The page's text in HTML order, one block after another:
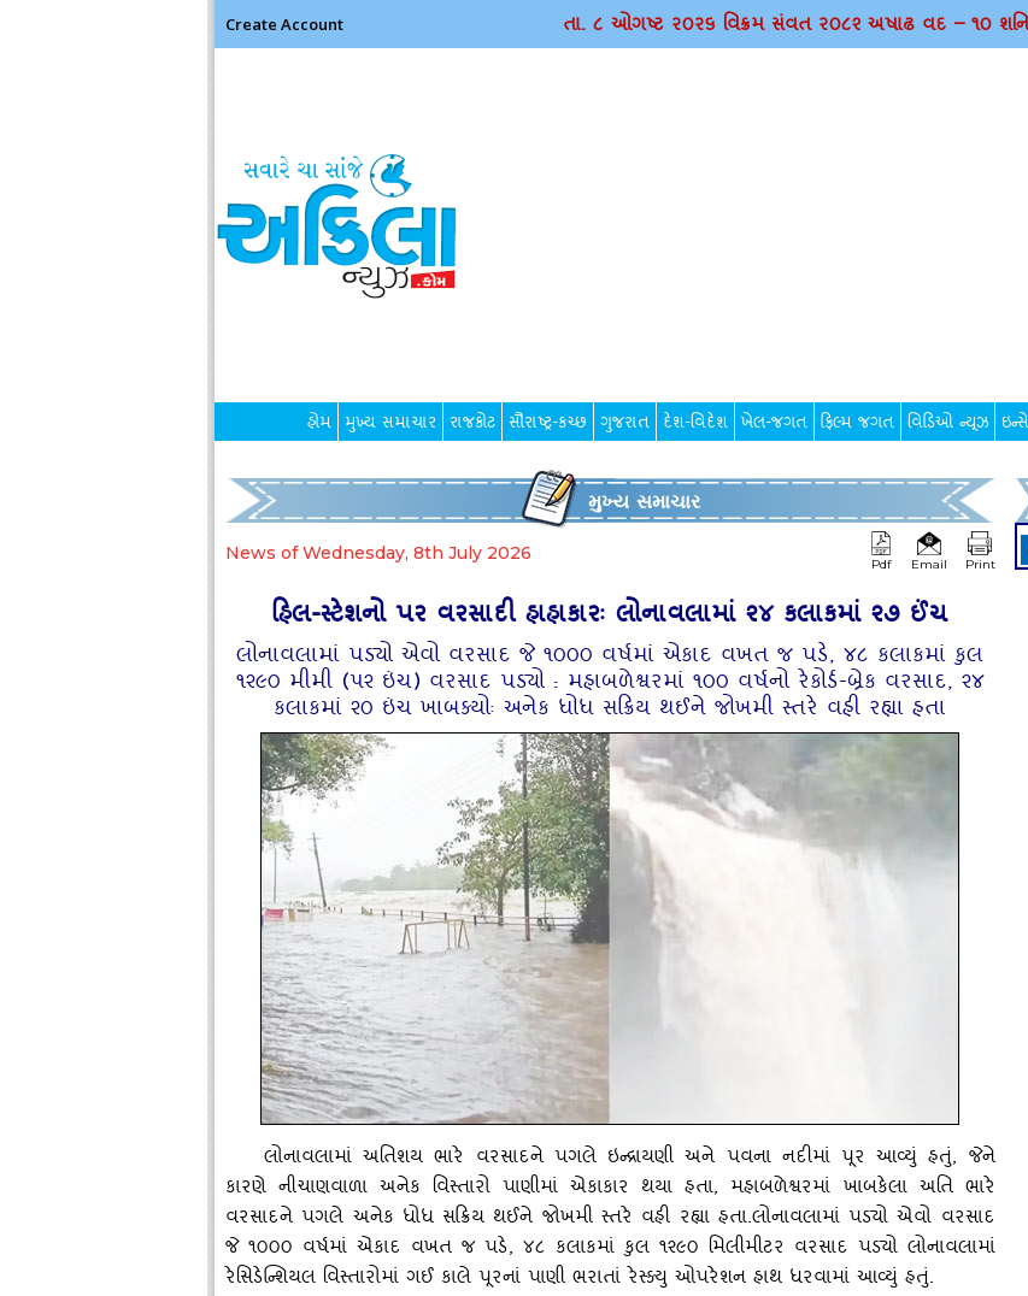
Create Account તા. ૮ ઓગષ્ટ ર૦ર૬ વિક્રમ સંવત ર૦૮૨ અષાઢ વદ – ૧૦
હોમ મુખ્ય સમાચાર રાજકોટ સૌરાષ્ટ્ર-કચ્છ ગુજરાત દેશ-વિદેશ ખેલ-જગત ફિલ્મ જગત વિડિઓ ન્યૂઝ
મુખ્ય સમાચાર
News of Wednesday, 8th July 2026
Pdf Email Print
હિલ-સ્‍ટેશનો પર વરસાદી હાહાકારઃ લોનાવલામાં ૨૪ કલાકમાં ૨૭ ઈંચ
લોનાવલામાં પડ્‍યો એવો વરસાદ જે ૧૦૦૦ વર્ષમાં એકાદ વખત જ પડે, ૪૮ કલાકમાં કુલ
૧૨૯૦ મીમી (૫૨ ઇંચ) વરસાદ પડ્‍યો : મહાબળેશ્વરમાં ૧૦૦ વર્ષનો રેકોર્ડ-બ્રેક વરસાદ, ૨૪
કલાકમાં ૨૦ ઇંચ ખાબક્‍યોઃ અનેક ધોધ સક્રિય થઈને જોખમી સ્‍તરે વહી રહ્યા હતા
લોનાવલામાં અતિશય ભારે વરસાદને પગલે ઇન્‍દ્રાયણી અને પવના નદીમાં પૂર આવ્‍યું હતું, જેને
કારણે નીચાણવાળા અનેક વિસ્‍તારો પાણીમાં એકાકાર થયા હતા, મહાબળેશ્વરમાં ખાબકેલા અતિ ભારે
વરસાદને પગલે અનેક ધોધ સક્રિય થઈને જોખમી સ્‍તરે વહી રહ્યા હતા.લોનાવલામાં પડ્‍યો એવો વરસાદ
જે ૧૦૦૦ વર્ષમાં એકાદ વખત જ પડે, ૪૮ કલાકમાં કુલ ૧૨૯૦ મિલીમીટર વરસાદ પડ્‍યો લોનાવલામાં
રેસિડેન્‍શિયલ વિસ્‍તારોમાં ગઈ કાલે પૂરનાં પાણી ભરાતાં રેસ્‍ક્‍યુ ઓપરેશન હાથ ધરવામાં આવ્‍યું હતું.